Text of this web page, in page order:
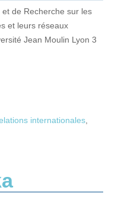
et de Recherche sur les
et leurs réseaux
Jean Moulin Lyon 3
internationales,